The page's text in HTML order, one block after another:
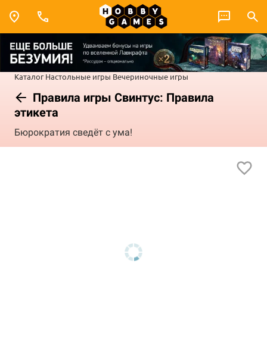
Каталог Настольные игры Вечериночные игры
Правила игры Свинтус: Правила
этикета
Бюрократия сведёт с ума!